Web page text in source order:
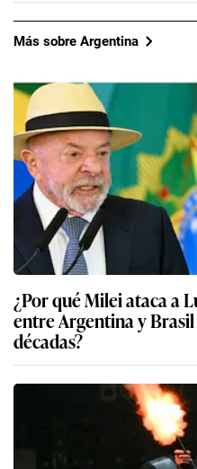
Más sobre Argentina
¿Por qué Milei ataca a
entre Argentina y
décadas?